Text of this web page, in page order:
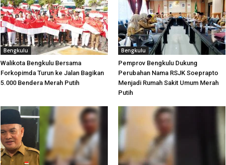
Bengkulu
Walikota Bengkulu Bersama
Forkopimda Turun ke Jalan Bagikan
5.000 Bendera Merah Putih
Bengkulu
Pemprov Bengkulu Dukung
Perubahan Nama RSJK Soeprapto
Menjadi Rumah Sakit Umum Merah
Putih